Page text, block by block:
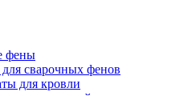
фены
сварочных фенов
для кровли